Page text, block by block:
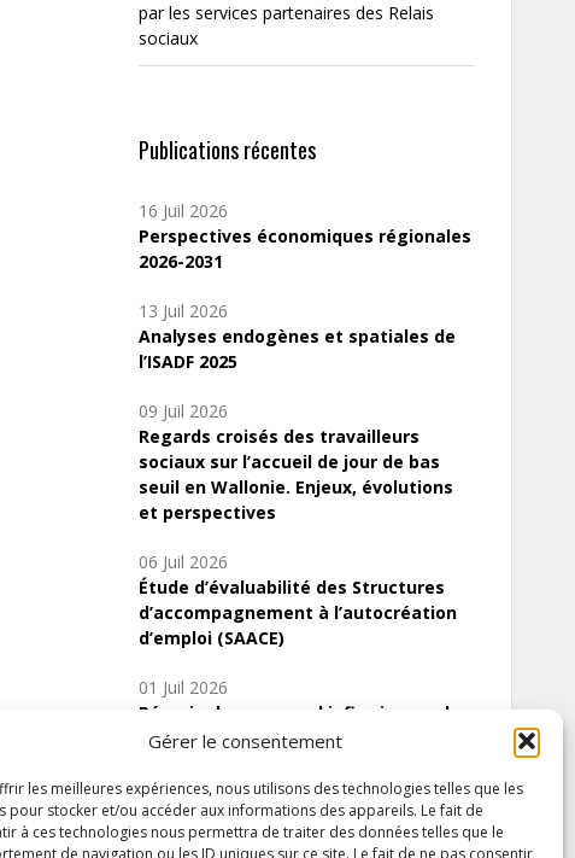
Gérer le consentement
les meilleures expériences, nous utilisons des technologies telles que les
pour stocker et/ou accéder aux informations des appareils. Le fait de
à ces technologies nous permettra de traiter des données telles que le
de navigation ou les ID uniques sur ce site. Le fait de ne pas consentir
par les services partenaires des Relais
sociaux
Publications récentes
16 Juil 2026
Perspectives économiques régionales
2026-2031
13 Juil 2026
Analyses endogènes et spatiales de
l’ISADF 2025
09 Juil 2026
Regards croisés des travailleurs
sociaux sur l’accueil de jour de bas
seuil en Wallonie. Enjeux, évolutions
et perspectives
06 Juil 2026
Étude d’évaluabilité des Structures
d’accompagnement à l’autocréation
d’emploi (SAACE)
01 Juil 2026
Pénurie du personnel infirmier :quels
indicateurs d’offre de soins pour